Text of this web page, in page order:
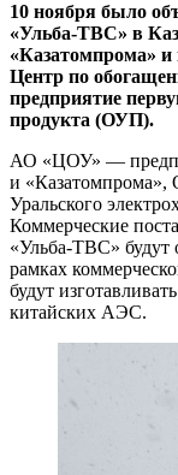
10 ноября было
«Ульба-ТВС» в
«Казатомпрома»
Центр по
предприятие
продукта (ОУП).
АО «ЦОУ» —
и «Казатомпрома»,
Уральского
Коммерческие
«Ульба-ТВС» будут
рамках
будут
китайских АЭС.